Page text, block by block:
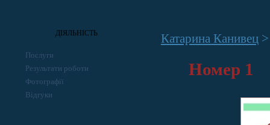
ДІЯЛЬНІСТЬ
Послуги
Результати роботи
Фотографії
Відгуки
Катарина Канивец
Номер 1